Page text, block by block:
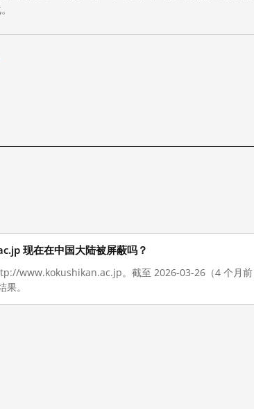
现在在中国大陆被屏蔽吗？
www.kokushikan.ac.jp。截至 2026-03-26（4 个月
。